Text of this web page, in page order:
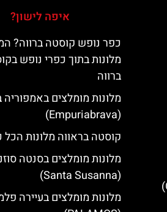
קתדרלת גירונה (Girona Cathedral)
איפה לישון?
כפר נופש קוסטה ברווה?
מלונות בתוך כפרי נופש
ברווה
מלונות מומלצים באמפוריה
(Empuriabrava)
קוסטה בראווה מלונות הכל
מלונות מומלצים בסנטה
(Santa Susanna)
מלונות מומלצים בעיירה